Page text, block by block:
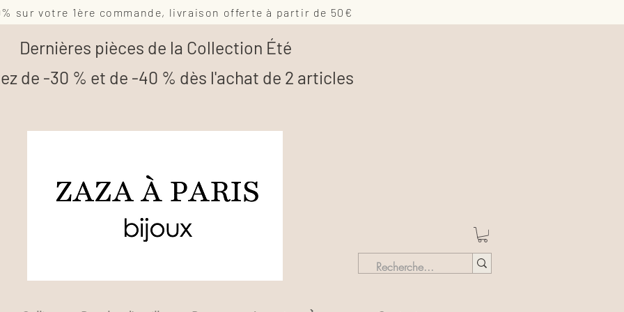
sur votre 1ère commande, livraison offerte à partir de 50€
Dernières pièces de la Collection Été
de -30 % et de -40 % dès l'achat de 2 articles